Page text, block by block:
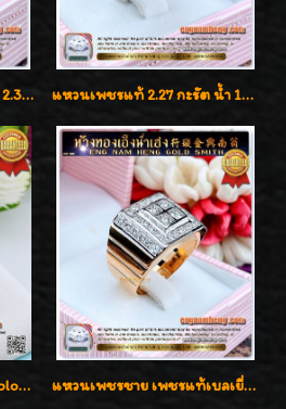
แหวนเพชรแท้ เบลเยี่ยมคัท 2.39 กะรัต น้ำ 98 F-Color/VVS ดีไซน์หน้ากว้างหรูเต็มนิ้ว แหวนเพชรแท้ 2.27 กะรัต น้ำ 100% เบลเยี่ยมคัท ลวดลายดอกกุหลาบหรู
แหวนเพชรใสปิ๊ง น้ำ98 F-Color/VVS1 น้ำหนักเพชรรวม 2.56 กะรัต ใส่เต็มนิ้วเพชรเป็นน้ำเป็นเนื้อสวยมากๆค่ะ แหวนเพชรชาย เพชรแท้เบลเยี่ยมคัท น้ำ100% D-Color/VVS 2.46 กะรัต